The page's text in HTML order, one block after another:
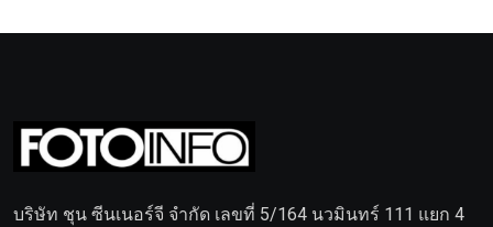
บริษัท ชุน ซีนเนอร์จี จำกัด เลขที่ 5/164 นวมินทร์ 111 แยก 4